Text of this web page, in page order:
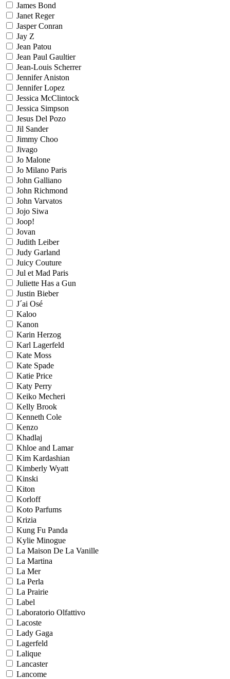
James Bond
Janet Reger
Jasper Conran
Jay Z
Jean Patou
Jean Paul Gaultier
Jean-Louis Scherrer
Jennifer Aniston
Jennifer Lopez
Jessica McClintock
Jessica Simpson
Jesus Del Pozo
Jil Sander
Jimmy Choo
Jivago
Jo Malone
Jo Milano Paris
John Galliano
John Richmond
John Varvatos
Jojo Siwa
Joop!
Jovan
Judith Leiber
Judy Garland
Juicy Couture
Jul et Mad Paris
Juliette Has a Gun
Justin Bieber
J´ai Osé
Kaloo
Kanon
Karin Herzog
Karl Lagerfeld
Kate Moss
Kate Spade
Katie Price
Katy Perry
Keiko Mecheri
Kelly Brook
Kenneth Cole
Kenzo
Khadlaj
Khloe and Lamar
Kim Kardashian
Kimberly Wyatt
Kinski
Kiton
Korloff
Koto Parfums
Krizia
Kung Fu Panda
Kylie Minogue
La Maison De La Vanille
La Martina
La Mer
La Perla
La Prairie
Label
Laboratorio Olfattivo
Lacoste
Lady Gaga
Lagerfeld
Lalique
Lancaster
Lancome